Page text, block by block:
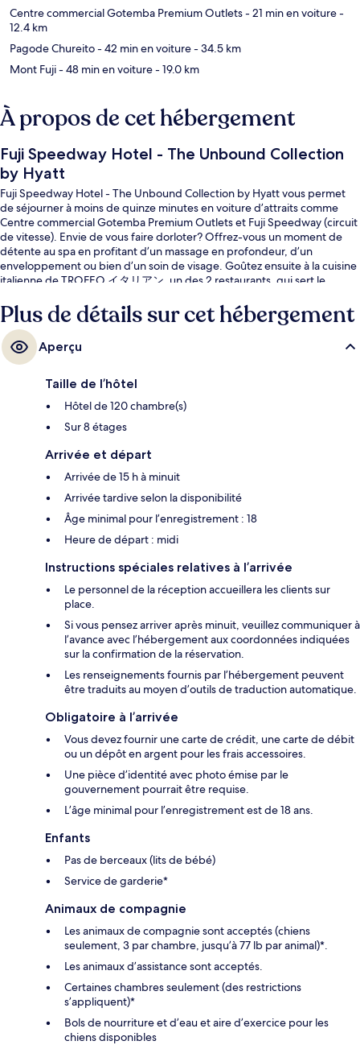
Centre commercial Gotemba Premium Outlets- 21 min en voiture-
12.4 km
Pagode Chureito- 42 min en voiture- 34.5 km
Mont Fuji- 48 min en voiture- 19.0 km
À propos de cet hébergement
Fuji Speedway Hotel - The Unbound Collection
by Hyatt
Fuji Speedway Hotel - The Unbound Collection by Hyatt vous permet
de séjourner à moins de quinze minutes en voiture d’attraits comme
Centre commercial Gotemba Premium Outlets et Fuji Speedway (circuit
de vitesse). Envie de vous faire dorloter? Offrez-vous un moment de
détente au spa en profitant d’un massage en profondeur, d’un
enveloppement ou bien d’un soin de visage. Goûtez ensuite à la cuisine
italienne de TROFEO イタリアン, un des 2 restaurants, qui sert le
cet hôtel de luxe figurent une piscine intérieure, un bar-salon et un
centre d’entraînement physique ouvert en tout temps. Les autres
voyageurs apprécient vraiment le personnel serviable.
Plus de détails sur cet hébergement
Aperçu
Taille de l’hôtel
Hôtel de 120 chambre(s)
Sur 8 étages
Arrivée et départ
Arrivée de 15 h à minuit
Arrivée tardive selon la disponibilité
Âge minimal pour l’enregistrement : 18
Heure de départ : midi
Instructions spéciales relatives à l’arrivée
Le personnel de la réception accueillera les clients sur
place.
Si vous pensez arriver après minuit, veuillez communiquer à
l’avance avec l’hébergement aux coordonnées indiquées
sur la confirmation de la réservation.
Les renseignements fournis par l’hébergement peuvent
être traduits au moyen d’outils de traduction automatique.
Obligatoire à l’arrivée
Vous devez fournir une carte de crédit, une carte de débit
ou un dépôt en argent pour les frais accessoires.
Une pièce d’identité avec photo émise par le
gouvernement pourrait être requise.
L’âge minimal pour l’enregistrement est de 18 ans.
Enfants
Pas de berceaux (lits de bébé)
Service de garderie*
Animaux de compagnie
Les animaux de compagnie sont acceptés (chiens
seulement, 3 par chambre, jusqu’à 77 lb par animal)*.
Les animaux d’assistance sont acceptés.
Certaines chambres seulement (des restrictions
s’appliquent)*
Bols de nourriture et d’eau et aire d’exercice pour les
chiens disponibles